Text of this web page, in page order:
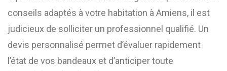
conseils adaptés à votre habitation à Amiens, il est
judicieux de solliciter un professionnel qualifié. Un
devis personnalisé permet d’évaluer rapidement
l’état de vos bandeaux et d’anticiper toute